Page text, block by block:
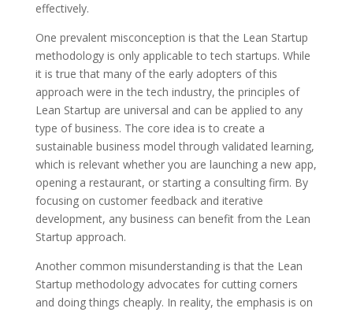
effectively.
One prevalent misconception is that the Lean Startup
methodology is only applicable to tech startups. While
it is true that many of the early adopters of this
approach were in the tech industry, the principles of
Lean Startup are universal and can be applied to any
type of business. The core idea is to create a
sustainable business model through validated learning,
which is relevant whether you are launching a new app,
opening a restaurant, or starting a consulting firm. By
focusing on customer feedback and iterative
development, any business can benefit from the Lean
Startup approach.
Another common misunderstanding is that the Lean
Startup methodology advocates for cutting corners
and doing things cheaply. In reality, the emphasis is on